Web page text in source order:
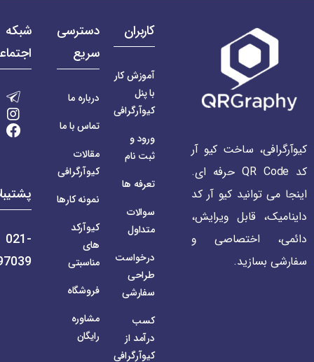
کیوآرگرافی، ساخت کیو آر
کد QR Code حرفه ای.
اینجا می توانید کیو آر کد
داینامیک، قابل ویرایش،
دائمی، اختصاصی و
سفارشی بسازید.
کاربران
آموزش کار
با پنل
کیوآرگرافی
ورود و
ثبت نام
تعرفه ها
سوالات
متداول
درخواست
طراحی
سفارشی
کسب
درآمد از
کیوآرگرافی
دسترسی
سریع
درباره ما
تماس با ما
مقالات
کیوآرگرافی
نمونه کارها
کیوآرکد
های
مناسبتی
فروشگاه
مشاوره
رایگان
021-